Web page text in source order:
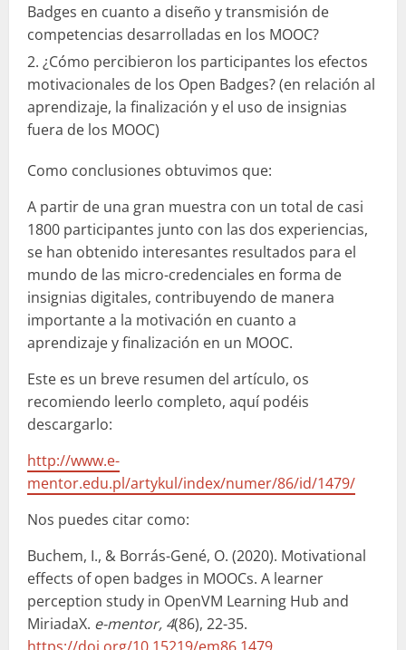
Badges en cuanto a diseño y transmisión de
competencias desarrolladas en los MOOC?
¿Cómo percibieron los participantes los efectos
motivacionales de los Open Badges? (en relación al
aprendizaje, la finalización y el uso de insignias
fuera de los MOOC)
Como conclusiones obtuvimos que:
A partir de una gran muestra con un total de casi
1800 participantes junto con las dos experiencias,
se han obtenido interesantes resultados para el
mundo de las micro-credenciales en forma de
insignias digitales, contribuyendo de manera
importante a la motivación en cuanto a
aprendizaje y finalización en un MOOC.
Este es un breve resumen del artículo, os
recomiendo leerlo completo, aquí podéis
descargarlo:
http://www.e-
mentor.edu.pl/artykul/index/numer/86/id/1479/
Nos puedes citar como:
Buchem, I., & Borrás-Gené, O. (2020). Motivational
effects of open badges in MOOCs. A learner
perception study in OpenVM Learning Hub and
MiriadaX. e-mentor, 4(86), 22-35.